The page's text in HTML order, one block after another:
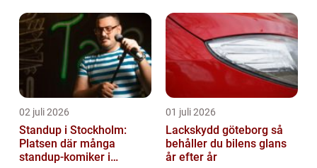
02 juli 2026
Standup i Stockholm:
Platsen där många
standup-komiker i
01 juli 2026
Lackskydd göteborg så
behåller du bilens glans
år efter år